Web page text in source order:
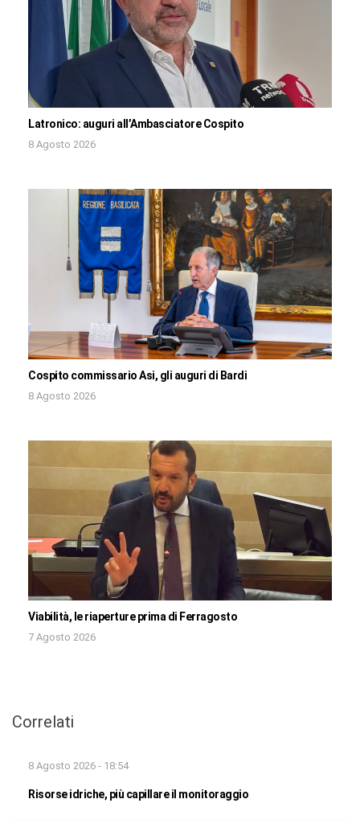
Latronico: auguri all’Ambasciatore Cospito
8 Agosto 2026
Cospito commissario Asi, gli auguri di Bardi
8 Agosto 2026
Viabilità, le riaperture prima di Ferragosto
7 Agosto 2026
Correlati
8 Agosto 2026 - 18:54
Risorse idriche, più capillare il monitoraggio